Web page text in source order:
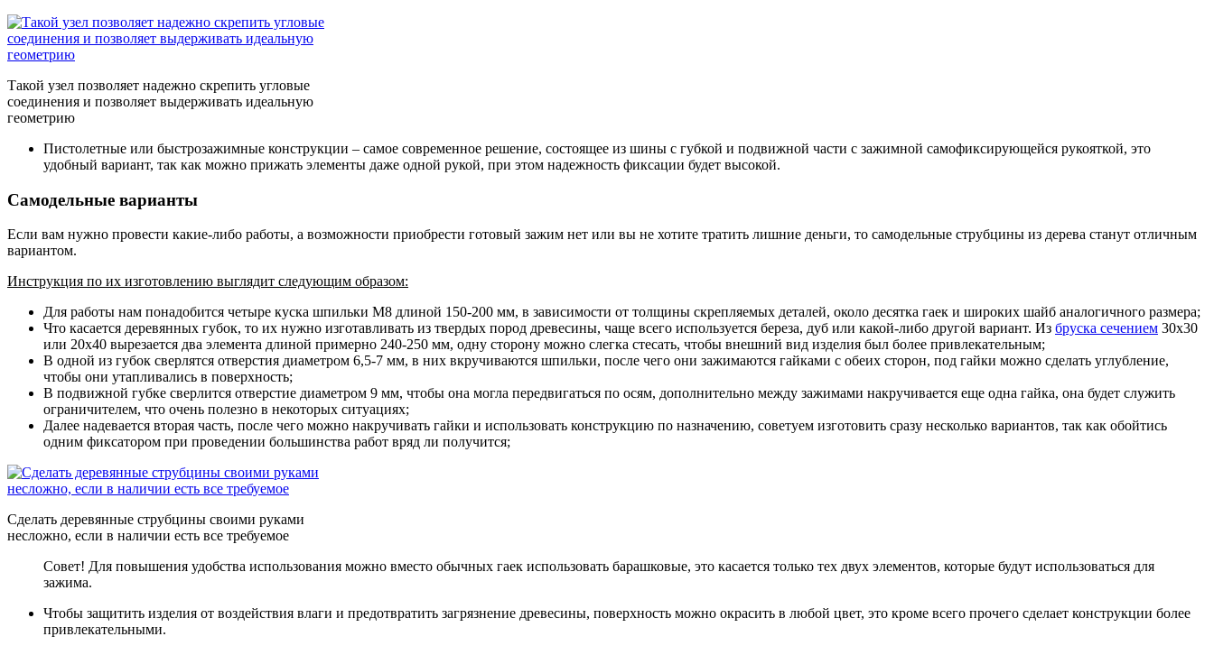
Такой узел позволяет надежно скрепить угловые
соединения и позволяет выдерживать идеальную
геометрию
Пистолетные или быстрозажимные конструкции – самое современное решение, состоящее из шины с губкой и подвижной части с зажимной самофиксирующейся рукояткой, это
удобный вариант, так как можно прижать элементы даже одной рукой, при этом надежность фиксации будет высокой.
Самодельные варианты
Если вам нужно провести какие-либо работы, а возможности приобрести готовый зажим нет или вы не хотите тратить лишние деньги, то самодельные струбцины из дерева станут отличным
вариантом.
Инструкция по их изготовлению выглядит следующим образом:
Для работы нам понадобится четыре куска шпильки М8 длиной 150-200 мм, в зависимости от толщины скрепляемых деталей, около десятка гаек и широких шайб аналогичного размера;
Что касается деревянных губок, то их нужно изготавливать из твердых пород древесины, чаще всего используется береза, дуб или какой-либо другой вариант. Из бруска сечением 30х30
или 20х40 вырезается два элемента длиной примерно 240-250 мм, одну сторону можно слегка стесать, чтобы внешний вид изделия был более привлекательным;
В одной из губок сверлятся отверстия диаметром 6,5-7 мм, в них вкручиваются шпильки, после чего они зажимаются гайками с обеих сторон, под гайки можно сделать углубление,
чтобы они утапливались в поверхность;
В подвижной губке сверлится отверстие диаметром 9 мм, чтобы она могла передвигаться по осям, дополнительно между зажимами накручивается еще одна гайка, она будет служить
ограничителем, что очень полезно в некоторых ситуациях;
Далее надевается вторая часть, после чего можно накручивать гайки и использовать конструкцию по назначению, советуем изготовить сразу несколько вариантов, так как обойтись
одним фиксатором при проведении большинства работ вряд ли получится;
Сделать деревянные струбцины своими руками
несложно, если в наличии есть все требуемое
Совет! Для повышения удобства использования можно вместо обычных гаек использовать барашковые, это касается только тех двух элементов, которые будут использоваться для
зажима.
Чтобы защитить изделия от воздействия влаги и предотвратить загрязнение древесины, поверхность можно окрасить в любой цвет, это кроме всего прочего сделает конструкции более
привлекательными.